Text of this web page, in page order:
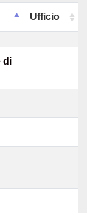
Ufficio
di